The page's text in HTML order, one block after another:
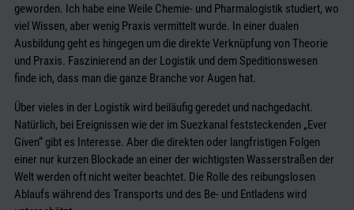
geworden. Ich habe eine Weile Chemie- und Pharmalogistik studiert, wo
viel Wissen, aber wenig Praxis vermittelt wurde. In einer dualen
Ausbildung geht es hingegen um die direkte Verknüpfung von Theorie
und Praxis. Faszinierend an der Logistik und dem Speditionswesen
finde ich, dass man die ganze Branche vor Augen hat.
Über vieles in der Logistik wird beiläufig geredet und nachgedacht.
Natürlich, bei Ereignissen wie der im Suezkanal feststeckenden „Ever
Given“ gibt es Interesse. Aber die direkten oder langfristigen Folgen
einer nur kurzen Blockade an einer der wichtigsten Wasserstraßen der
Welt werden oft nicht weiter beachtet. Die Rolle des reibungslosen
Ablaufs während des Transports und des Be- und Entladens wird